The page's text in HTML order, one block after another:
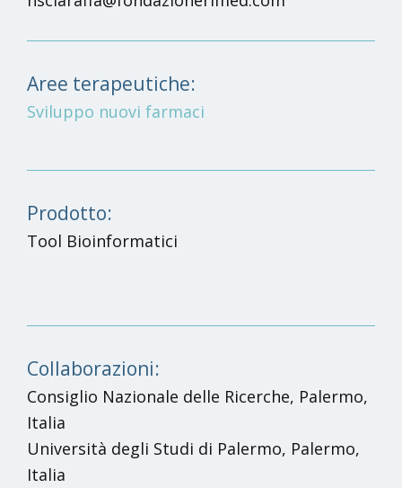
Aree terapeutiche:
Sviluppo nuovi farmaci
Prodotto:
Tool Bioinformatici
Collaborazioni:
Consiglio Nazionale delle Ricerche, Palermo,
Italia
Università degli Studi di Palermo, Palermo,
Italia